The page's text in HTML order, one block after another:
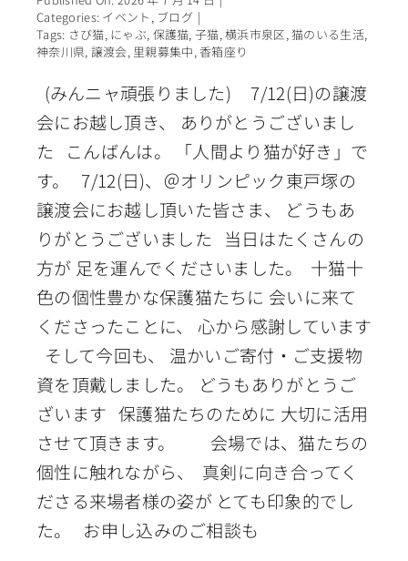
Categories: イベント , ブログ |
Tags: さび猫, にゃぶ, 保護猫,子猫,横浜市泉区,猫のいる生活,
神奈川県, 譲渡会, 里親募集中,香箱座り
(みんニャ頑張りました) 7/12(日)の譲渡
会にお越し頂き、 ありがとうございまし
た こんばんは。 「人間より猫が好き」で
す。 7/12(日)、＠オリンピック東戸塚の
譲渡会にお越し頂いた皆さま、 どうもあ
りがとうございました 当日はたくさんの
方が 足を運んでくださいました。 十猫十
色の個性豊かな保護猫たちに 会いに来て
くださったことに、 心から感謝しています
そして今回も、 温かいご寄付・ご支援物
資を頂戴しました。 どうもありがとうご
ざいます 保護猫たちのために 大切に活用
させて頂きます。 会場では、猫たちの
個性に触れながら、 真剣に向き合ってく
ださる来場者様の姿が とても印象的でし
た。 お申し込みのご相談も